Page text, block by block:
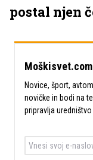
postal njen
Novice, šport,
novičke in bodi na
pripravlja